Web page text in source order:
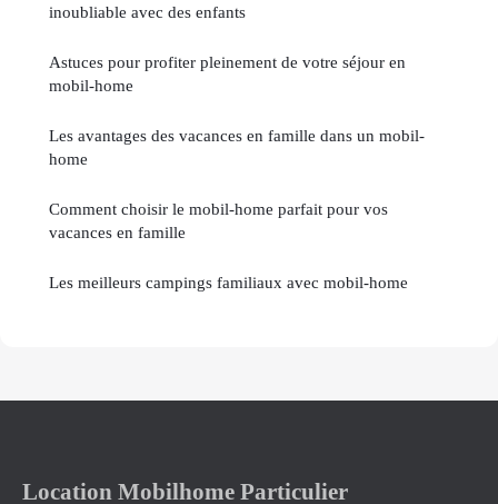
inoubliable avec des enfants
Astuces pour profiter pleinement de votre séjour en
mobil-home
Les avantages des vacances en famille dans un mobil-
home
Comment choisir le mobil-home parfait pour vos
vacances en famille
Les meilleurs campings familiaux avec mobil-home
Location Mobilhome Particulier